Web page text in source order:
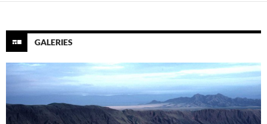
GALERIES